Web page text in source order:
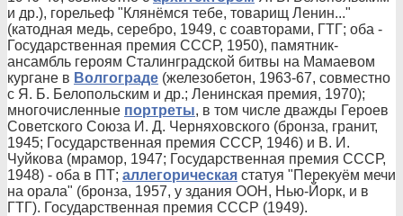
и др.), горельеф "Клянёмся тебе, товарищ Ленин..."
(катодная медь, серебро, 1949, с соавторами, ГТГ; оба -
Государственная премия СССР, 1950), памятник-
ансамбль героям Сталинградской битвы на Мамаевом
кургане в Волгограде (железобетон, 1963-67, совместно
с Я. Б. Белопольским и др.; Ленинская премия, 1970);
многочисленные портреты, в том числе дважды Героев
Советского Союза И. Д. Черняховского (бронза, гранит,
1945; Государственная премия СССР, 1946) и В. И.
Чуйкова (мрамор, 1947; Государственная премия СССР,
1948) - оба в ПТ; аллегорическая статуя "Перекуём мечи
на орала" (бронза, 1957, у здания ООН, Нью-Йорк, и в
ГТГ). Государственная премия СССР (1949).